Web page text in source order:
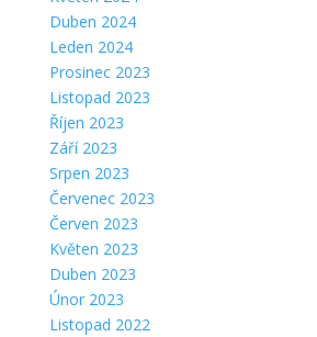
Duben 2024
Leden 2024
Prosinec 2023
Listopad 2023
Říjen 2023
Září 2023
Srpen 2023
Červenec 2023
Červen 2023
Květen 2023
Duben 2023
Únor 2023
Listopad 2022